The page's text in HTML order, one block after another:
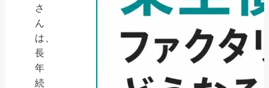
さ
ん
は、
長
年
続